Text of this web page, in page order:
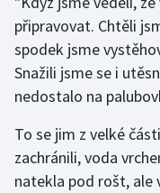
Gymnastika
Házená
Judo
připravovat. Chtěli
spodek jsme
Snažili jsme se i
nedostalo na
To se jim z velké
zachránili, voda
natekla pod rošt, ale